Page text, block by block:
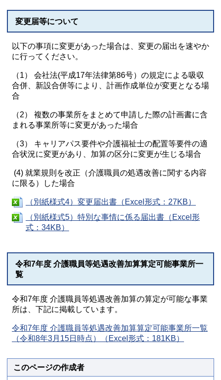
変更届等について
以下の事項に変更があった場合は、変更の届出を速やか
に行ってください。
（1） 会社法(平成17年法律第86号）の規定による吸収
合併、新設合併等により、計画作成単位が変更となる場
合
（2） 複数の事業所をまとめて申請した際の計画書に含
まれる事業所等に変更があった場合
（3） キャリアパス要件や介護福祉士の配置等要件の適
合状況に変更があり、加算の区分に変更が生じる場合
(4) 就業規則を改正（介護職員の処遇改善に関する内容
に限る）した場合
（別紙様式4）変更届出書（Excel形式：27KB）
（別紙様式5）特別な事情に係る届出書（Excel形
式：34KB）
令和7年度 介護職員等処遇改善加算算定可能事業所一
覧
令和7年度 介護職員等処遇改善加算の算定が可能な事業
所は、下記に掲載しています。
令和7年度 介護職員等処遇改善加算算定可能事業所一覧
（令和8年3月15日時点）（Excel形式：181KB）
このページの作成者